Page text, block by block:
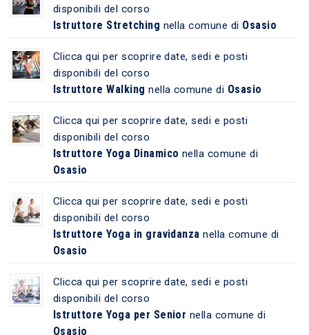
disponibili del corso
Istruttore Stretching nella comune di Osasio
Clicca qui per scoprire date, sedi e posti
disponibili del corso
Istruttore Walking nella comune di Osasio
Clicca qui per scoprire date, sedi e posti
disponibili del corso
Istruttore Yoga Dinamico nella comune di
Osasio
Clicca qui per scoprire date, sedi e posti
disponibili del corso
Istruttore Yoga in gravidanza nella comune di
Osasio
Clicca qui per scoprire date, sedi e posti
disponibili del corso
Istruttore Yoga per Senior nella comune di
Osasio